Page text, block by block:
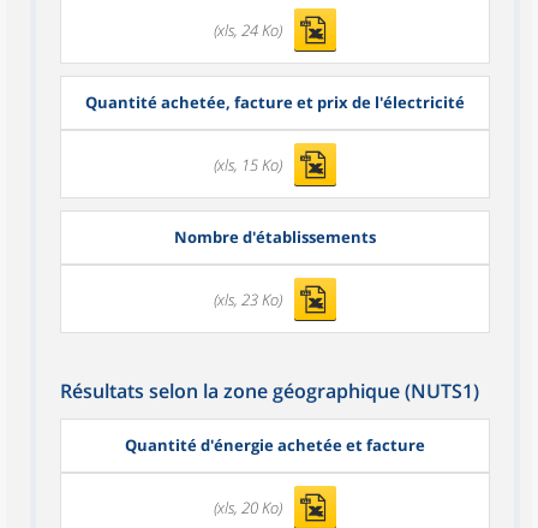
(xls, 24 Ko)
Quantité achetée, facture et prix de l'électricité
(xls, 15 Ko)
Nombre d'établissements
(xls, 23 Ko)
Résultats selon la zone géographique (NUTS1)
Quantité d'énergie achetée et facture
(xls, 20 Ko)